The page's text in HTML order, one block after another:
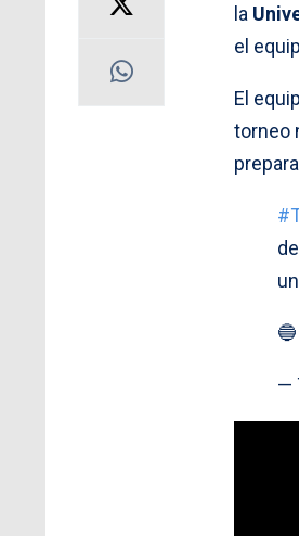
la
el
El
torneo
—